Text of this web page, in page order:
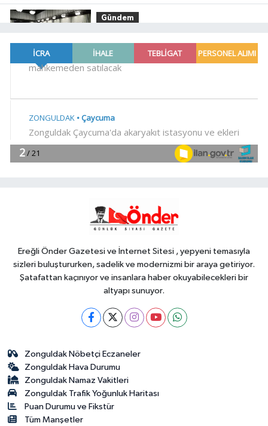
yatırımı
Gündem
bildiri... Terörsüz Türkiye, bölgesel
güvenlik ve Gazze mesajı
Teknoloji
18:49
açıklandı... Alımlar 24 Ağustos'ta
Ereğli Önder Gazetesi ve İnternet Sitesi , yepyeni temasıyla
sizleri buluştururken, sadelik ve modernizmi bir araya getiriyor.
Şatafattan kaçınıyor ve insanlara haber okuyabilecekleri bir
altyapı sunuyor.
Zonguldak Nöbetçi Eczaneler
Zonguldak Hava Durumu
Zonguldak Namaz Vakitleri
Zonguldak Trafik Yoğunluk Haritası
Puan Durumu ve Fikstür
Tüm Manşetler